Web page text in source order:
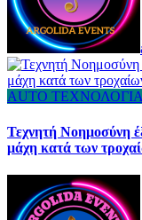
AUTO ΤΕΧΝΟΛΟΓΙΑ
Τεχνητή Νοημοσύνη
μάχη κατά των